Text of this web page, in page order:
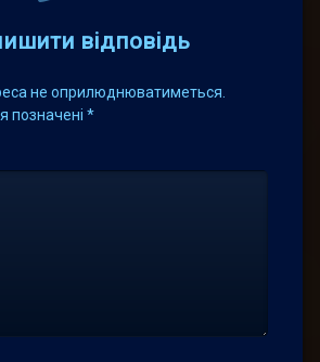
відповідь
не оприлюднюватиметься.
позначені *